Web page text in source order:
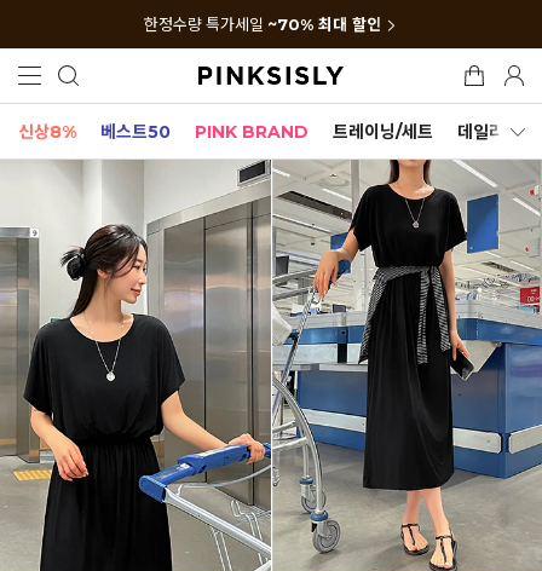
한정수량 특가세일 ~70% 최대 할인
신상8% 베스트50 PINK BRAND 트레이닝/세트 데일리세트